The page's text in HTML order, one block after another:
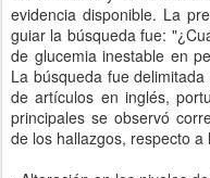
evidencia disponible. La
guiar la búsqueda fue:
de glucemia inestable en
La búsqueda fue
de artículos en inglés,
principales se observó
de los hallazgos, respecto